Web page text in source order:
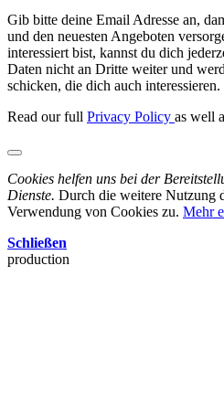
Gib bitte deine Email Adresse an,
und den neuesten Angeboten
interessiert bist, kannst du dich
Daten nicht an Dritte weiter und
schicken, die dich auch
Read our full Privacy Policy as well
Cookies helfen uns bei der
Dienste. Durch die weitere Nutzung
Verwendung von Cookies zu. Mehr
Schließen
production